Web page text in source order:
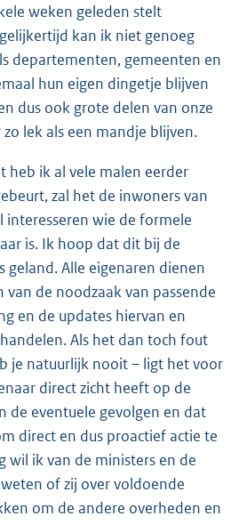
weken geleden stelt
kan ik niet genoeg
departementen, gemeenten en
hun eigen dingetje blijven
dus ook grote delen van onze
lek als een mandje blijven.
heb ik al vele malen eerder
zal het de inwoners van
interesseren wie de formele
is. Ik hoop dat dit bij de
geland. Alle eigenaren dienen
de noodzaak van passende
en de updates hiervan en
Als het dan toch fout
je natuurlijk nooit – ligt het voor
direct zicht heeft op de
de eventuele gevolgen en dat
direct en dus proactief actie te
wil ik van de ministers en de
of zij over voldoende
om de andere overheden en